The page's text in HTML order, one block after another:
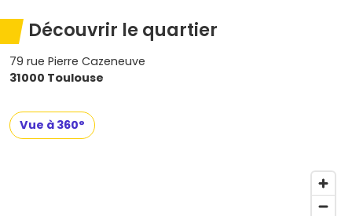
Découvrir le quartier
79 rue Pierre Cazeneuve
31000 Toulouse
Vue à 360°